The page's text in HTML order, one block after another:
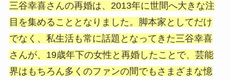
三谷幸喜さんの再婚は、2013年に世間へ大きな注
目を集めることとなりました。脚本家としてだけ
でなく、私生活も常に話題となってきた三谷幸喜
さんが、19歳年下の女性と再婚したことで、芸能
界はもちろん多くのファンの間でもさまざまな憶